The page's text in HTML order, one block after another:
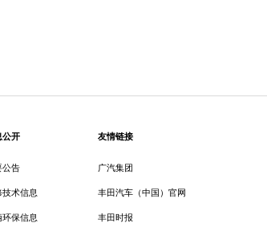
公开
公告
技术信息
环保信息
友情链接
广汽集团
丰田汽车（中国）官网
丰田时报